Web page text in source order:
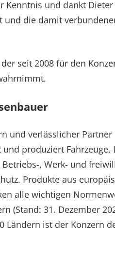
und dankt
die damit
seit 2008 für den
und verlässlicher
produziert Fahrzeuge,
, Werk- und
Produkte aus
alle wichtigen
(Stand: 31. Dezember
Ländern ist der Konzern